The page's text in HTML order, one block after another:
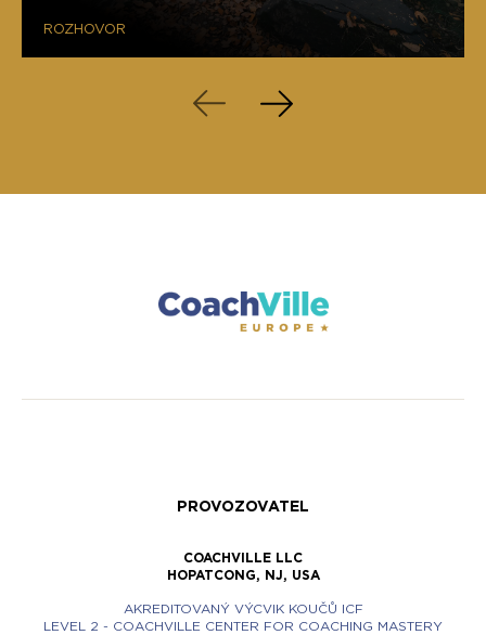
ROZHOVOR
PROVOZOVATEL
COACHVILLE LLC
HOPATCONG, NJ, USA
AKREDITOVANÝ VÝCVIK KOUČŮ ICF
LEVEL 2 - COACHVILLE CENTER FOR COACHING MASTERY